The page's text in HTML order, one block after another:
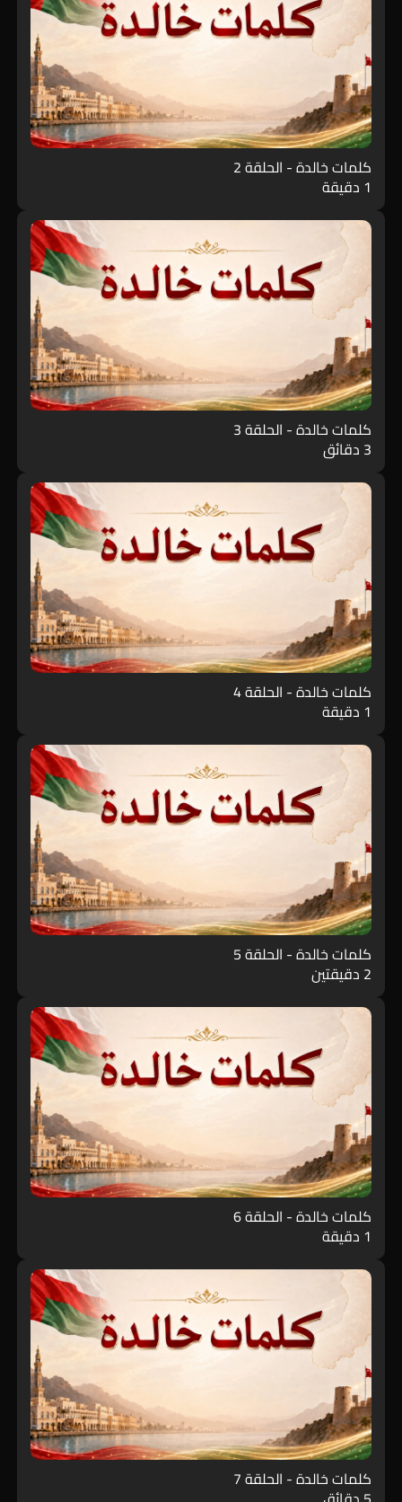
كلمات خالدة - الحلقة 2
1 دقيقة
كلمات خالدة - الحلقة 3
3 دقائق
كلمات خالدة - الحلقة 4
1 دقيقة
كلمات خالدة - الحلقة 5
2 دقيقتين
كلمات خالدة - الحلقة 6
1 دقيقة
كلمات خالدة - الحلقة 7